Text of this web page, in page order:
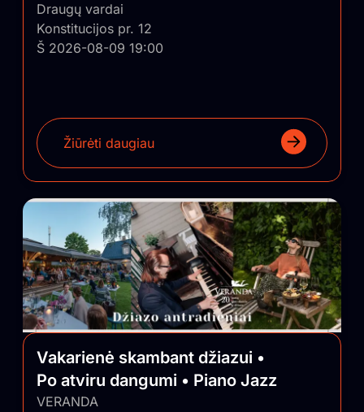
Draugų vardai
Konstitucijos pr. 12
Š 2026-08-09 19:00
Žiūrėti daugiau
Vakarienė skambant džiazui •
Po atviru dangumi • Piano Jazz
VERANDA